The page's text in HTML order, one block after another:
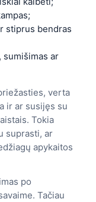
stiprus bendras
sumišimas ar
verta
ir ar susijęs su
Tokia
suprasti, ar
apykaitos
po
Tačiau